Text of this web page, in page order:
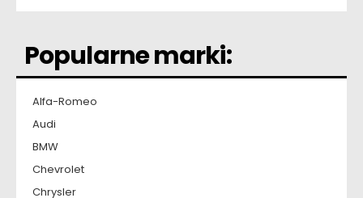
Popularne marki:
Alfa-Romeo
Audi
BMW
Chevrolet
Chrysler